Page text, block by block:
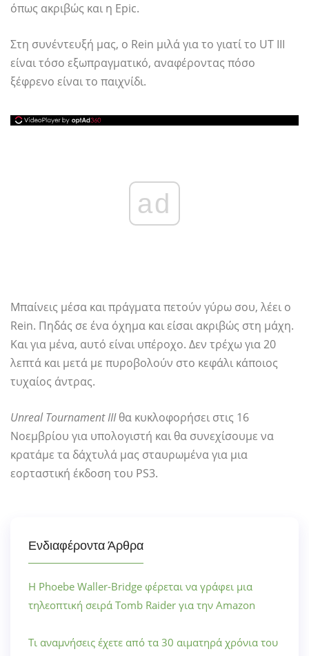
όπως ακριβώς και η Epic.
Στη συνέντευξή μας, ο Rein μιλά για το γιατί το UT III
είναι τόσο εξωπραγματικό, αναφέροντας πόσο
ξέφρενο είναι το παιχνίδι.
ad
Μπαίνεις μέσα και πράγματα πετούν γύρω σου, λέει ο
Rein. Πηδάς σε ένα όχημα και είσαι ακριβώς στη μάχη.
Και για μένα, αυτό είναι υπέροχο. Δεν τρέχω για 20
λεπτά και μετά με πυροβολούν στο κεφάλι κάποιος
τυχαίος άντρας.
Unreal Tournament IIIθα κυκλοφορήσει στις 16
Νοεμβρίου για υπολογιστή και θα συνεχίσουμε να
κρατάμε τα δάχτυλά μας σταυρωμένα για μια
εορταστική έκδοση του PS3.
Ενδιαφέροντα Άρθρα
Η Phoebe Waller-Bridge φέρεται να γράφει μια
τηλεοπτική σειρά Tomb Raider για την Amazon
Τι αναμνήσεις έχετε από τα 30 αιματηρά χρόνια του